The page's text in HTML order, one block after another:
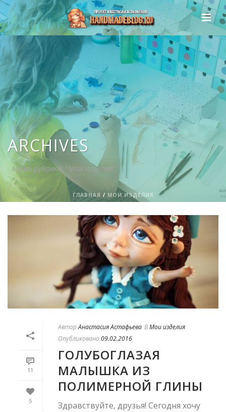
ARCHIVES
Архив рубрики: "Мои изделия"
ГЛАВНАЯ / МОИ ИЗДЕЛИЯ
11
5
АвторАнастасия Астафьева ВМои изделия
Опубликовано 09.02.2016
ГОЛУБОГЛАЗАЯ
МАЛЫШКА ИЗ
ПОЛИМЕРНОЙ ГЛИНЫ
Здравствуйте, друзья! Сегодня хочу